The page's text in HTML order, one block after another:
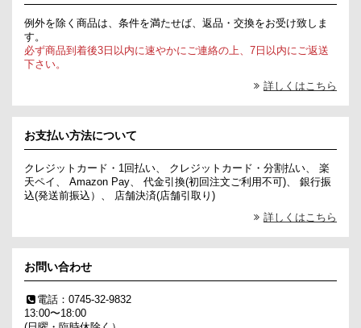
例外を除く商品は、条件を満たせば、返品・交換をお受け致しま
す。
必ず商品到着後3日以内に速やかにご連絡の上、7日以内にご返送
下さい。
詳しくはこちら
お支払い方法について
クレジットカード・1回払い、 クレジットカード・分割払い、 楽
天ペイ、 Amazon Pay、 代金引換(初回注文ご利用不可)、 銀行振
込(発送前振込）、 店舗決済(店舗引取り)
詳しくはこちら
お問い合わせ
電話：0745-32-9832
13:00〜18:00